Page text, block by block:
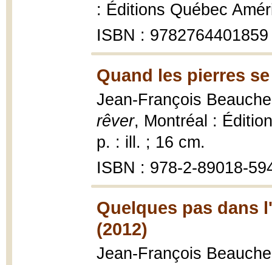
: Éditions Québec
ISBN : 9782764401859
Quand les pierres
Jean-François
rêver, Montréal :
p. : ill. ; 16 cm.
ISBN : 978-2-89018-
Quelques pas dans
(2012)
Jean-François